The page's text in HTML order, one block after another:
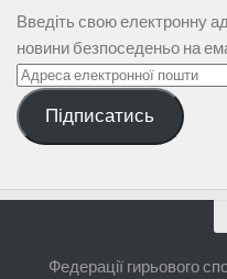
Введіть свою електронну
новини безпоседеньо на
Адреса
електронної
поштиПідписатись
Федерації гирьового